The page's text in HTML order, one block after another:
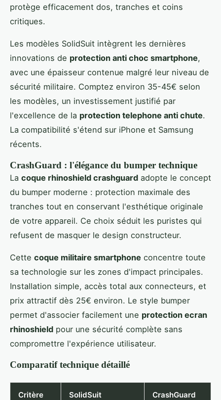
protège efficacement dos, tranches et coins
critiques.
Les modèles SolidSuit intègrent les dernières
innovations de protection anti choc smartphone,
avec une épaisseur contenue malgré leur niveau de
sécurité militaire. Comptez environ 35-45€ selon
les modèles, un investissement justifié par
l'excellence de la protection telephone anti chute.
La compatibilité s'étend sur iPhone et Samsung
récents.
CrashGuard : l'élégance du bumper technique
La coque rhinoshield crashguard adopte le concept
du bumper moderne : protection maximale des
tranches tout en conservant l'esthétique originale
de votre appareil. Ce choix séduit les puristes qui
refusent de masquer le design constructeur.
Cette coque militaire smartphone concentre toute
sa technologie sur les zones d'impact principales.
Installation simple, accès total aux connecteurs, et
prix attractif dès 25€ environ. Le style bumper
permet d'associer facilement une protection ecran
rhinoshield pour une sécurité complète sans
compromettre l'expérience utilisateur.
Comparatif technique détaillé
Critère SolidSuit CrashGuard